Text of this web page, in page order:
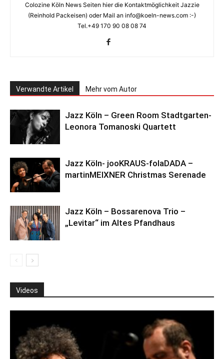
Colozine Köln News Seiten hier die Kontaktmöglichkeit Jazzie
(Reinhold Packeisen) oder Mail an info@koeln-news.com :-)
Tel.+49 170 90 08 08 74
Verwandte Artikel Mehr vom Autor
Jazz Köln – Green Room Stadtgarten-
Leonora Tomanoski Quartett
Jazz Köln- jooKRAUS-folaDADA –
martinMEIXNER Christmas Serenade
Jazz Köln – Bossarenova Trio –
„Levitar“ im Altes Pfandhaus
Videos